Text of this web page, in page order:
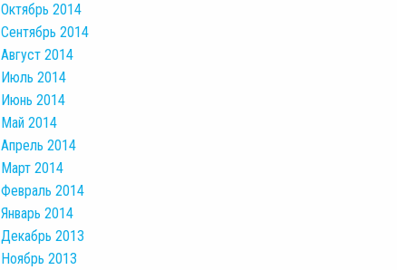
Октябрь 2014
Сентябрь 2014
Август 2014
Июль 2014
Июнь 2014
Май 2014
Апрель 2014
Март 2014
Февраль 2014
Январь 2014
Декабрь 2013
Ноябрь 2013